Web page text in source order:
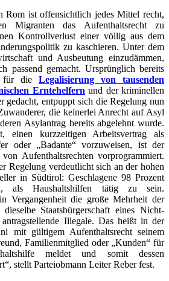
Rom ist offensichtlich jedes Mittel recht,
Migranten das Aufenthaltsrecht zu
Kontrollverlust einer völlig aus dem
zu kaschieren. Unter dem
und Ausbeutung einzudämmen,
passend gemacht. Ursprünglich bereits
für die Legalisierung von tausenden
Erntehelfern und der kriminellen
gedacht, entpuppt sich die Regelung nun
die keinerlei Anrecht auf Asyl
Asylantrag bereits abgelehnt wurde.
einen kurzzeitigen Arbeitsvertrag als
oder „Badante“ vorzuweisen, ist der
Aufenthaltsrechten vorprogrammiert.
Regelung verdeutlicht sich an der hohen
in Südtirol: Geschlagene 98 Prozent
als Haushaltshilfen tätig zu sein.
Vergangenheit die große Mehrheit der
Staatsbürgerschaft eines Nicht-
Illegale. Das heißt in der
mit gültigem Aufenthaltsrecht seinem
Familienmitglied oder „Kunden“ für
meldet und somit dessen
stellt Parteiobmann Leiter Reber fest.